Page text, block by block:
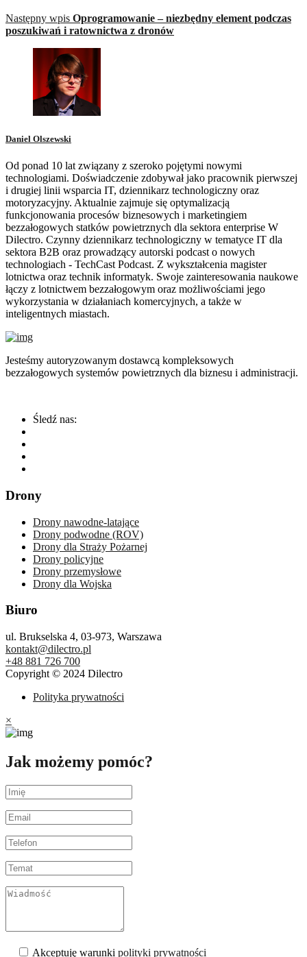
Następny wpis Oprogramowanie – niezbędny element podczas
poszukiwań i ratownictwa z dronów
Daniel Olszewski
Od ponad 10 lat związany z szeroko pojętymi nowymi
technologiami. Doświadczenie zdobywał jako pracownik pierwszej
i drugiej linii wsparcia IT, dziennikarz technologiczny oraz
motoryzacyjny. Aktualnie zajmuje się optymalizacją
funkcjonowania procesów biznesowych i marketingiem
bezzałogowych statków powietrznych dla sektora enterprise W
Dilectro. Czynny dziennikarz technologiczny w tematyce IT dla
sektora B2B oraz prowadzący autorski podcast o nowych
technologiach - TechCast Podcast. Z wykształcenia magister
lotnictwa oraz technik informatyk. Swoje zainteresowania naukowe
łączy z lotnictwem bezzałogowym oraz możliwościami jego
wykorzystania w działaniach komercyjnych, a także w
inteligentnych miastach.
Jesteśmy autoryzowanym dostawcą kompleksowych
bezzałogowych systemów powietrznych dla biznesu i administracji.
Śledź nas:
Drony
Drony nawodne-latające
Drony podwodne (ROV)
Drony dla Straży Pożarnej
Drony policyjne
Drony przemysłowe
Drony dla Wojska
Biuro
ul. Brukselska 4, 03-973, Warszawa
kontakt@dilectro.pl
+48 881 726 700
Copyright © 2024 Dilectro
Polityka prywatności
×
Jak możemy pomóc?
Akceptuję warunki polityki prywatności